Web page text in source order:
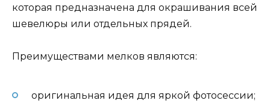
которая предназначена для окрашивания всей
шевелюры или отдельных прядей.
Преимуществами мелков являются:
оригинальная идея для яркой фотосессии;